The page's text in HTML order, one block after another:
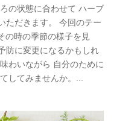
の状態に合わせて ハーブ
ただきます。 今回のテー
の時の季節の様子を見
防に変更になるかもしれ
わいながら 自分のために
してみませんか。...